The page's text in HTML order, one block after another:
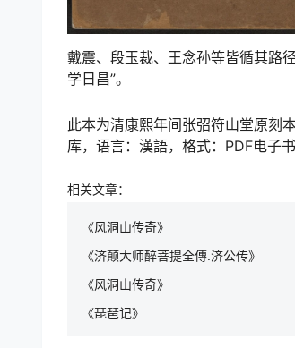
戴震、段玉裁、王念孙等皆循其路
学日昌”。
此本为清康熙年间张弨符山堂原刻
库，语言：漢語，格式：PDF电子书
相关文章：
《风洞山传奇》
《济颠大师醉菩提全傳.济公传》
《风洞山传奇》
《琵琶记》